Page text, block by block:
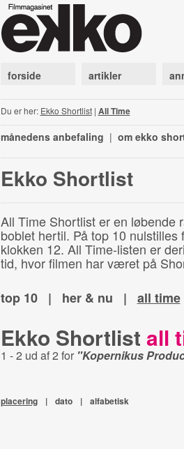
forside artikler
Du er her: Ekko Shortlist| All Time
månedens anbefaling | om ekko
Ekko Shortlist
All Time Shortlist er en
boblet hertil. På top 10
klokken 12. All Time-listen er
tid, hvor filmen har været på
top 10
| her & nu | all time
Ekko Shortlist all
1 - 2 ud af 2 for "Kopernikus
placering | dato | alfabetisk